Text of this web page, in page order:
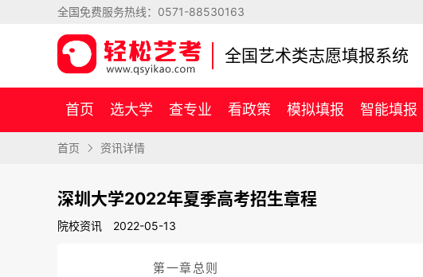
全国免费服务热线： 0571-88530163
全国艺术类志愿填报系统
首页 选大学 查专业 看政策 模拟填报 智能填报
首页 资讯详情
深圳大学2022年夏季高考招生章程
院校资讯 2022-05-13
第一章总则